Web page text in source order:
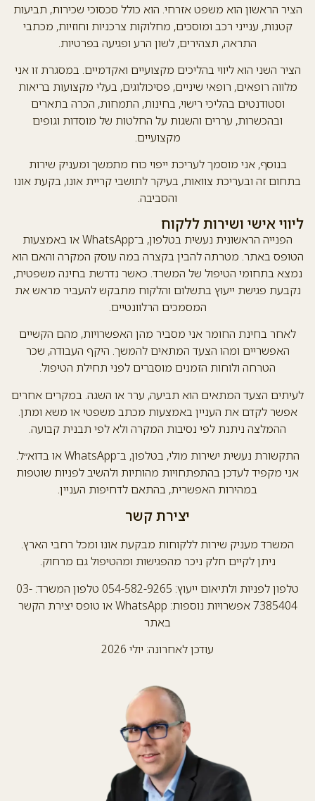
הציר הראשון הוא משפט אזרחי. הוא כולל סכסוכי שכירות, תביעות
קטנות, ענייני רכב ומוסכים, מחלוקות צרכניות וחוזיות, מכתבי
התראה, תצהירים, לשון הרע ופגיעה בפרטיות.
הציר השני הוא ליווי בהליכים מקצועיים ואקדמיים. במסגרת זו אני
מלווה רופאים, רופאי שיניים, פסיכולוגים, בעלי מקצועות בריאות
וסטודנטים בהליכי רישוי, בחינות, התמחות, הכרה בתארים
ובהכשרות, עררים והשגות על החלטות של מוסדות וגופים
מקצועיים.
בנוסף, אני מוסמך לעריכת ייפוי כוח מתמשך ומעניק שירות
בתחום זה ובעריכת צוואות, בעיקר לתושבי קריית אונו, בקעת אונו
והסביבה.
ליווי אישי ושירות ללקוח
הפנייה הראשונית נעשית בטלפון, ב־WhatsApp או באמצעות
הטופס באתר. מטרתה להבין בקצרה במה עוסק המקרה והאם הוא
נמצא בתחומי הטיפול של המשרד. כאשר נדרשת בחינה משפטית,
נקבעת פגישת ייעוץ בתשלום והלקוח מתבקש להעביר מראש את
המסמכים הרלוונטיים.
לאחר בחינת החומר אני מסביר מהן האפשרויות, מהם הקשיים
האפשריים ומהו הצעד המתאים להמשך. היקף העבודה, שכר
הטרחה ולוחות הזמנים מוסברים לפני תחילת הטיפול.
לעיתים הצעד המתאים הוא תביעה, ערר או השגה. במקרים אחרים
אפשר לקדם את העניין באמצעות מכתב משפטי או משא ומתן.
ההמלצה ניתנת לפי נסיבות המקרה ולא לפי תבנית קבועה.
התקשורת נעשית ישירות מולי, בטלפון, ב־WhatsApp או בדוא״ל.
אני מקפיד לעדכן בהתפתחויות מהותיות ולהשיב לפניות שוטפות
במהירות האפשרית, בהתאם לדחיפות העניין.
יצירת קשר
המשרד מעניק שירות ללקוחות מבקעת אונו ומכל רחבי הארץ.
ניתן לקיים חלק ניכר מהפגישות ומהטיפול גם מרחוק.
טלפון לפניות ולתיאום ייעוץ: 054-582-9265 טלפון המשרד: 03-
7385404 אפשרויות נוספות: WhatsApp או טופס יצירת הקשר
באתר
עודכן לאחרונה: יולי 2026